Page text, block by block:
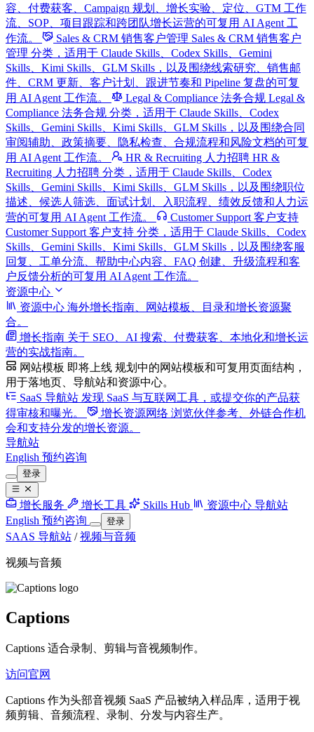
容、付费获客、Campaign 规划、增长实验、定位、GTM 工作
流、SOP、项目跟踪和跨团队增长运营的可复用 AI Agent 工
作流。
Sales & CRM 销售客户管理 Sales & CRM 销售客户
管理 分类，适用于 Claude Skills、Codex Skills、Gemini
Skills、Kimi Skills、GLM Skills，以及围绕线索研究、销售邮
件、CRM 更新、客户计划、跟进节奏和 Pipeline 复盘的可复
用 AI Agent 工作流。
Legal & Compliance 法务合规 Legal &
Compliance 法务合规 分类，适用于 Claude Skills、Codex
Skills、Gemini Skills、Kimi Skills、GLM Skills，以及围绕合同
审阅辅助、政策摘要、隐私检查、合规流程和风险文档的可复
用 AI Agent 工作流。
HR & Recruiting 人力招聘 HR &
Recruiting 人力招聘 分类，适用于 Claude Skills、Codex
Skills、Gemini Skills、Kimi Skills、GLM Skills，以及围绕职位
描述、候选人筛选、面试计划、入职流程、绩效反馈和人力运
营的可复用 AI Agent 工作流。
Customer Support 客户支持
Customer Support 客户支持 分类，适用于 Claude Skills、Codex
Skills、Gemini Skills、Kimi Skills、GLM Skills，以及围绕客服
回复、工单分流、帮助中心内容、FAQ 创建、升级流程和客
户反馈分析的可复用 AI Agent 工作流。
资源中心
资源中心 海外增长指南、网站模板、目录和增长资源聚
合。
增长指南 关于 SEO、AI 搜索、付费获客、本地化和增长运
营的实战指南。
网站模板 即将上线 规划中的网站模板和可复用页面结构，
用于落地页、导航站和资源中心。
SaaS 导航站 发现 SaaS 与互联网工具，或提交你的产品获
得审核和曝光。
增长资源网络 浏览伙伴参考、外链合作机
会和支持分发的增长资源。
导航站
English 预约咨询
登录
增长服务 增长工具 Skills Hub 资源中心 导航站
English 预约咨询 登录
SAAS 导航站 / 视频与音频
视频与音频
Captions
Captions 适合录制、剪辑与音视频制作。
访问官网
Captions 作为头部音视频 SaaS 产品被纳入样品库，适用于视
频剪辑、音频流程、录制、分发与内容生产。